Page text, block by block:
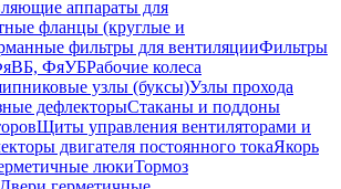
аппараты для
фланцы (круглые и
фильтры для вентиляцииФильтры
ФяУБРабочие колеса
узлы (буксы)Узлы прохода
дефлекторыСтаканы и поддоны
Щиты управления вентиляторами и
двигателя постоянного токаЯкорь
люкиТормоз